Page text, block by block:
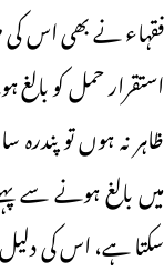
فقہاء نے بھی اس
استقرار حمل کو بالغ
ظاہر نہ ہوں تو
میں بالغ ہونے سے
سکتا ہے، اس کی دلیل